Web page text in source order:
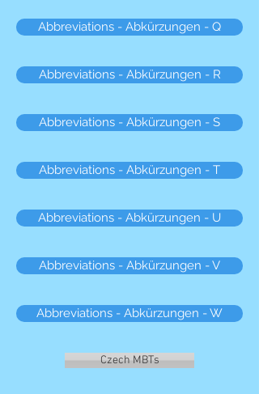
Abbreviations - Abkürzungen - Q
Abbreviations - Abkürzungen - R
Abbreviations - Abkürzungen - S
Abbreviations - Abkürzungen - T
Abbreviations - Abkürzungen - U
Abbreviations - Abkürzungen - V
Abbreviations - Abkürzungen - W
Czech MBTs